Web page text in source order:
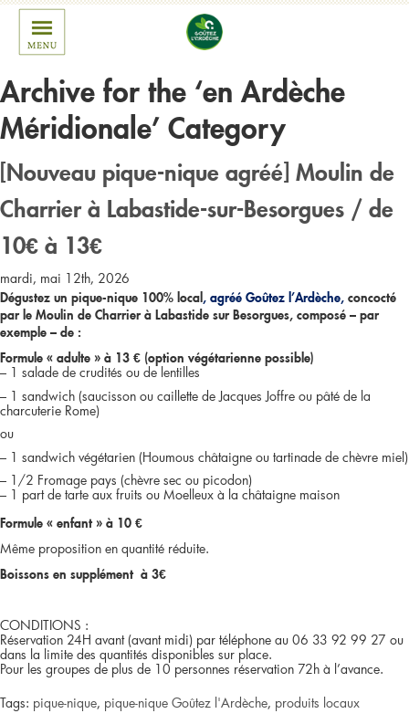
Archive for the ‘en Ardèche
Méridionale’ Category
[Nouveau pique-nique agréé] Moulin de
Charrier à Labastide-sur-Besorgues / de
10€ à 13€
mardi, mai 12th, 2026
Dégustez un pique-nique 100% local , agréé Goûtez l’Ardèche, concocté
par le Moulin de Charrier à Labastide sur Besorgues, composé – par
exemple – de :
Formule « adulte » à 13 € (option végétarienne possible)
– 1 salade de crudités ou de lentilles
– 1 sandwich (saucisson ou caillette de Jacques Joffre ou pâté de la
charcuterie Rome)
ou
– 1 sandwich végétarien (Houmous châtaigne ou tartinade de chèvre miel)
– 1/2 Fromage pays (chèvre sec ou picodon)
– 1 part de tarte aux fruits ou Moelleux à la châtaigne maison
Formule « enfant » à 10 €
Même proposition en quantité réduite.
Boissons en supplément à 3€
CONDITIONS :
Réservation 24H avant (avant midi) par téléphone au 06 33 92 99 27 ou
dans la limite des quantités disponibles sur place.
Pour les groupes de plus de 10 personnes réservation 72h à l’avance.
Tags: pique-nique, pique-nique Goûtez l'Ardèche, produits locaux